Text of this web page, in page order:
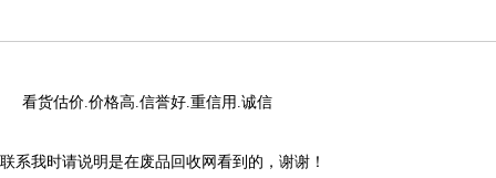
看货估价.价格高.信誉好.重信用.诚信
联系我时请说明是在废品回收网看到的，谢谢！